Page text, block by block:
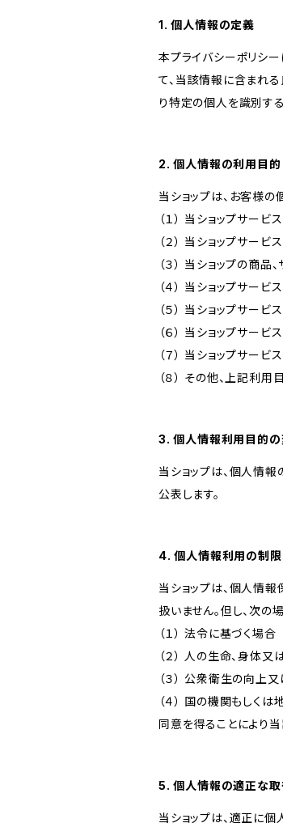
1. 個人情報の定義
本プライバシーポリシ
て、当該情報に含まれ
り特定の個人を識別す
2. 個人情報の利用目的
当ショップは、お客様の
（１） 当ショップサービ
（２） 当ショップサー
（３） 当ショップの商
（４） 当ショップサー
（５） 当ショップサー
（６） 当ショップサー
（７） 当ショップサー
（８） その他、上記利
3. 個人情報利用目的の
当ショップは、個人情
公表します。
4. 個人情報利用の制限
当ショップは、個人情
扱いません。但し、次の
（１） 法令に基づく場合
（２） 人の生命、身体
（３） 公衆衛生の向上
（４） 国の機関もしく
同意を得ることにより
5. 個人情報の適正な取
当ショップは、適正に